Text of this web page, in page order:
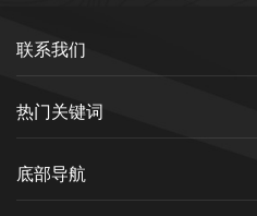
联系我们
热门关键词
底部导航